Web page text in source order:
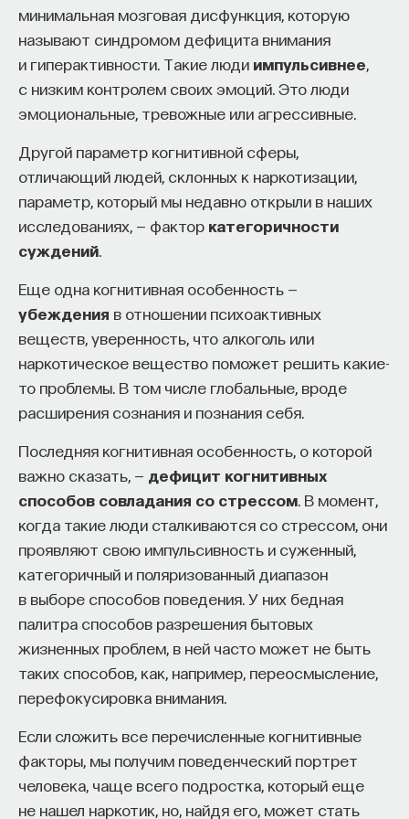
минимальная мозговая дисфункция, которую
называют синдромом дефицита внимания
и гиперактивности. Такие люди импульсивнее
с низким контролем своих эмоций. Это люди
эмоциональные, тревожные или агрессивные.
Другой параметр когнитивной сферы,
отличающий людей, склонных к наркотизации,
параметр, который мы недавно открыли в наших
исследованиях, — фактор категоричности
суждений
Еще одна когнитивная особенность —
убеждения в отношении психоактивных
веществ, уверенность, что алкоголь или
наркотическое вещество поможет решить какие-
то проблемы. В том числе глобальные, вроде
расширения сознания и познания себя.
Последняя когнитивная особенность, о которой
важно сказать, — дефицит когнитивных
способов совладания со стрессом . В момент,
когда такие люди сталкиваются со стрессом, они
проявляют свою импульсивность и суженный,
категоричный и поляризованный диапазон
в выборе способов поведения. У них бедная
палитра способов разрешения бытовых
жизненных проблем, в ней часто может не быть
таких способов, как, например, переосмысление,
перефокусировка внимания.
Если сложить все перечисленные когнитивные
факторы, мы получим поведенческий портрет
человека, чаще всего подростка, который еще
не нашел наркотик, но, найдя его, может стать
в исследовательской сфере — это ваш шанс
выйти на глобальный уровень. Помогите вместе
приблизить Четвёртую индустриальную
революцию и найти своё место в инновационном
будущем! ​
Заполните анкету и загрузите своё резюме,
чтобы стать участником программы
https://postnauka.org/link/tal1125_blog1
11/24/2025
НАД МАТЕРИАЛОМ РАБОТАЛИ
ПостНаука
команда ПостНауки
Сения Долгачева
редактор ПостНауки
ТЕХНОЛОГИИ
644 публикации
ТЕХНОЛОГИИ МАТЕМАТИКА
НАУКА БИОТЕХНОЛОГИИ
ТОЧНЫЕ НАУКИ
НАПИСАТЬ НАМ
НАД МАТЕРИАЛОМ РАБОТАЛИ
Кирилл Хломов
кандидат психологических наук, старший
научный сотрудник лаборатории когнитивных
шеф-редактор ПостНауки
ПСИХОЛОГИЯ
549 публикаций
ПСИХОЛОГИЯ ПСИХОЛОГИЯ РАЗВИТИЯ
СОЦИАЛЬНЫЕ НАУКИ ЖУРНАЛ
просвещения!
ПОДДЕРЖАТЬ ПОСТНАУКУ